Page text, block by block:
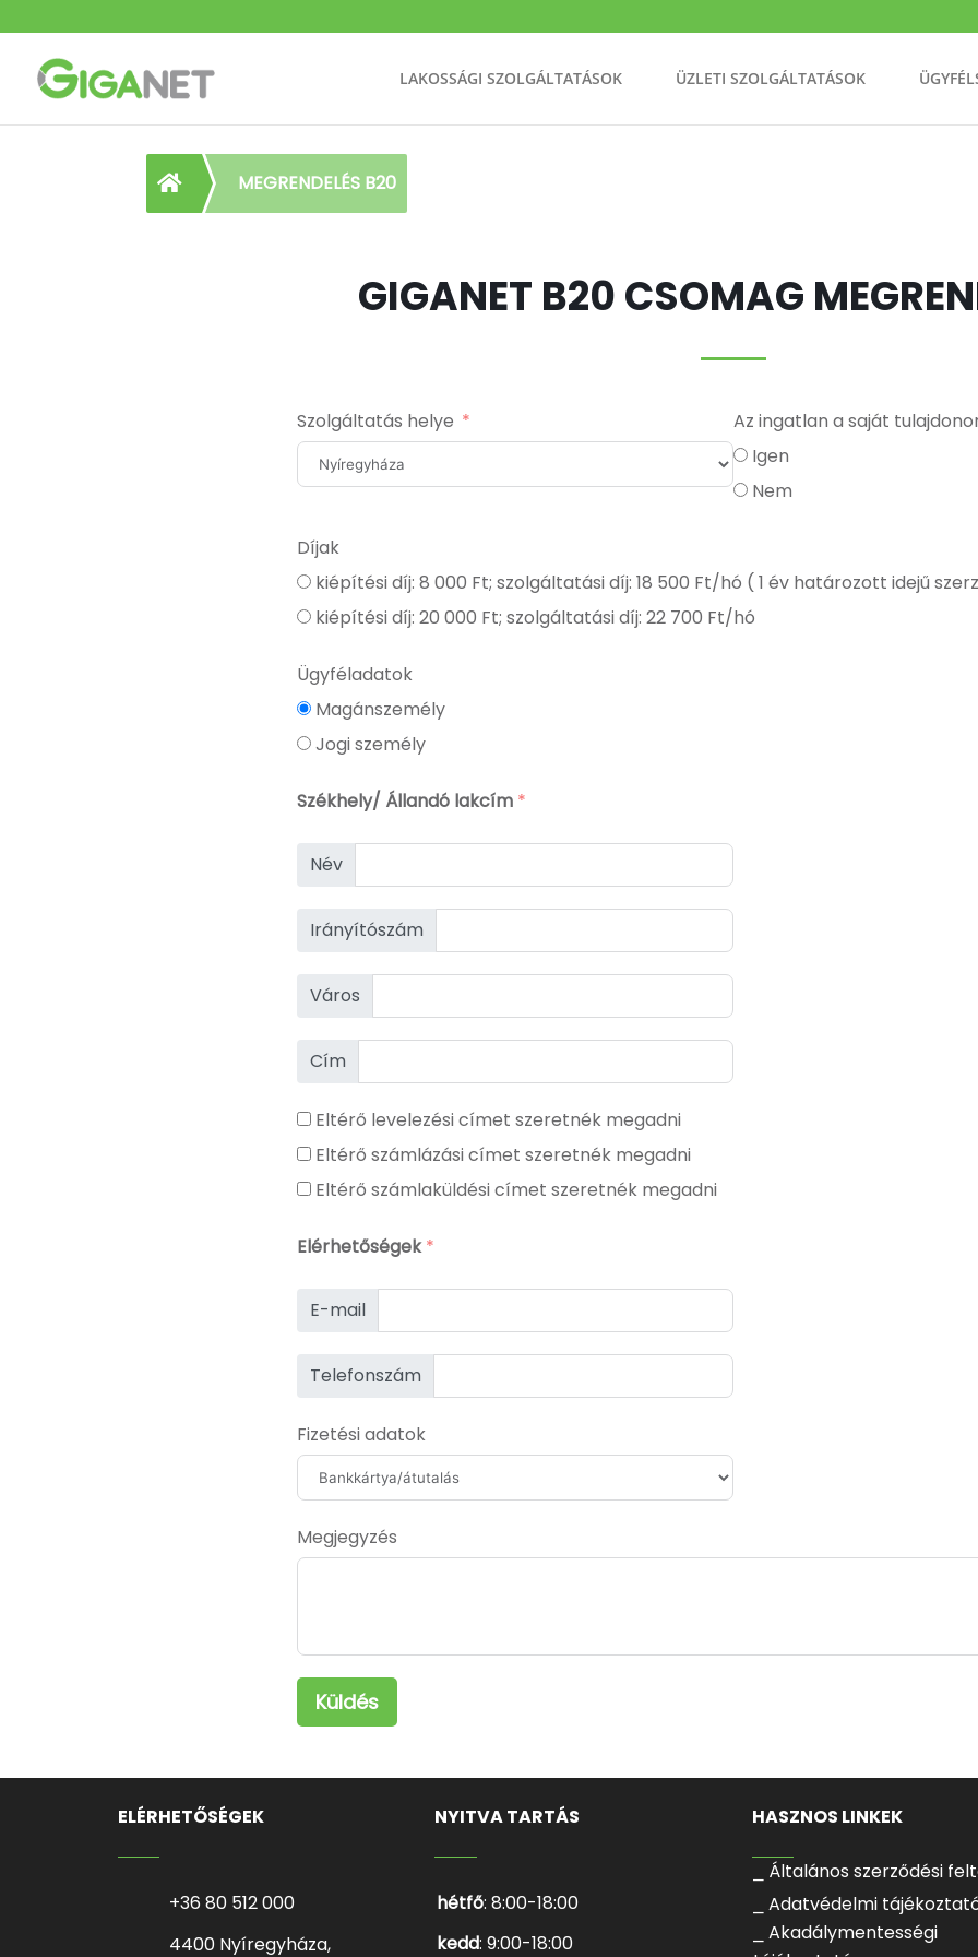
LAKOSSÁGI SZOLGÁLTATÁSOK ÜZLETI SZOLGÁLTATÁSOK
 MEGRENDELÉS B20
GIGANET B20 CSOMAG
Szolgáltatás helye
Az ingatlan a saját
Igen
Nem
Díjak
kiépítési díj: 8 000 Ft; szolgáltatási díj: 18 500 Ft/hó ( 1 év határozott idejű
kiépítési díj: 20 000 Ft; szolgáltatási díj: 22 700 Ft/hó
Ügyféladatok
Magánszemély
Jogi személy
Székhely/ Állandó lakcím *
Név
Irányítószám
Város
Cím
Eltérő levelezési címet szeretnék megadni
Eltérő számlázási címet szeretnék megadni
Eltérő számlaküldési címet szeretnék megadni
Elérhetőségek*
E-mail
Telefonszám
Fizetési adatok
Megjegyzés
Küldés
ELÉRHETŐSÉGEK
+36 80 512 000
4400 Nyíregyháza,
NYITVA TARTÁS
hétfő: 8:00-18:00
kedd: 9:00-18:00
HASZNOS LINKEK
⎯ Általános szerződési
⎯ Adatvédelmi
⎯ Akadálymentességi